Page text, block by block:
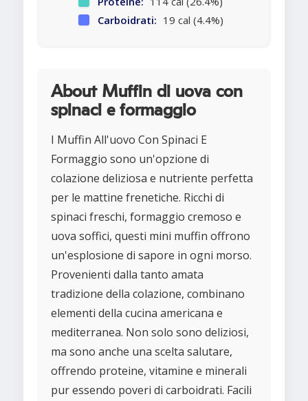
Carboidrati: 19 cal (4.4%)
About Muffin di uova con
spinaci e formaggio
I Muffin All'uovo Con Spinaci E
Formaggio sono un'opzione di
colazione deliziosa e nutriente perfetta
per le mattine frenetiche. Ricchi di
spinaci freschi, formaggio cremoso e
uova soffici, questi mini muffin offrono
un'esplosione di sapore in ogni morso.
Provenienti dalla tanto amata
tradizione della colazione, combinano
elementi della cucina americana e
mediterranea. Non solo sono deliziosi,
ma sono anche una scelta salutare,
offrendo proteine, vitamine e minerali
pur essendo poveri di carboidrati. Facili